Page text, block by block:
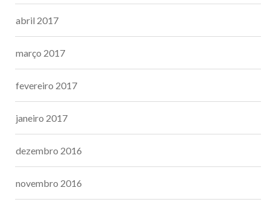
abril 2017
março 2017
fevereiro 2017
janeiro 2017
dezembro 2016
novembro 2016